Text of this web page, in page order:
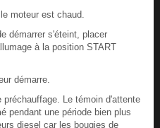
moteur est chaud.
démarrer s'éteint, placer
à la position START
démarre.
Le témoin d'attente
pendant une période bien plus
diesel car les bougies de